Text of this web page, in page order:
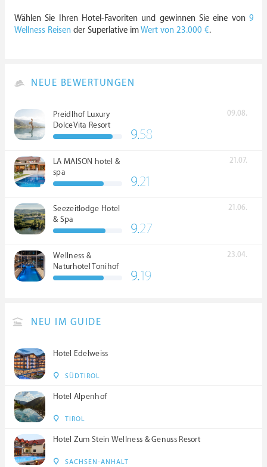
Wählen Sie Ihren Hotel-Favoriten und gewinnen Sie eine von 9
Wellness Reisen der Superlative imWert von 23.000 €.
NEUE BEWERTUNGEN
Preidlhof Luxury
DolceVita Resort
*****
09.08.
9.58
LA MAISON hotel &
spa
21.07.
9.21
Seezeitlodge Hotel
& Spa
21.06.
9.27
Wellness &
Naturhotel Tonihof
****S
23.04.
9.19
NEU IM GUIDE
Hotel Edelweiss
SÜDTIROL
Hotel Alpenhof
TIROL
Hotel Zum Stein Wellness & Genuss Resort
SACHSEN-ANHALT